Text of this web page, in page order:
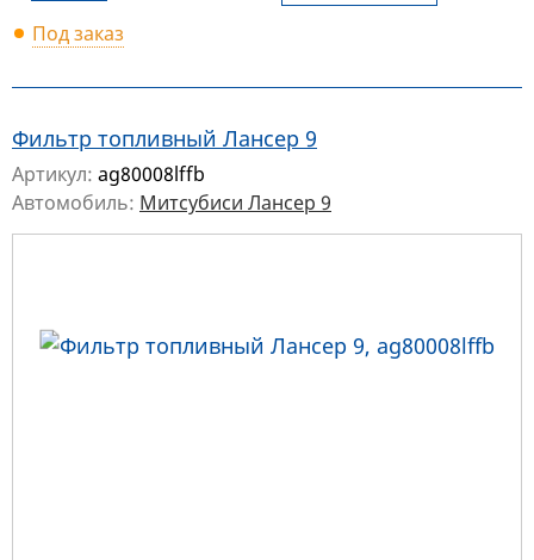
Под заказ
Фильтр топливный Лансер 9
Артикул: ag80008lffb
Автомобиль: Митсубиси Лансер 9